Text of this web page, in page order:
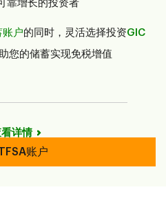
靠增长的投资者
账户的同时，灵活选择投资GIC
助您的储蓄实现免税增值
详情
账户